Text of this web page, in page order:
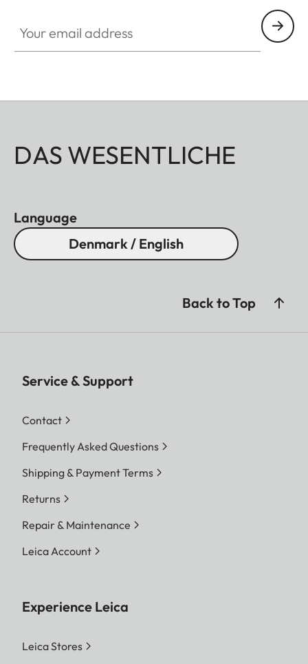
DAS WESENTLICHE
Language
Denmark / English
Back to Top
Service & Support
Contact
Frequently Asked Questions
Shipping & Payment Terms
Returns
Repair & Maintenance
Leica Account
Experience Leica
Leica Stores